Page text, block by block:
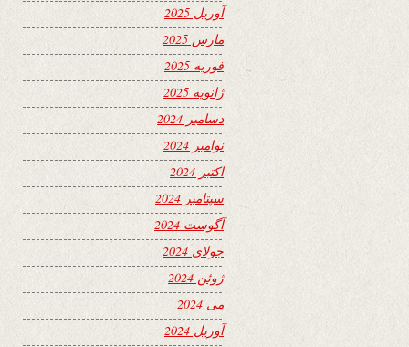
آوریل 2025
مارس 2025
فوریه 2025
ژانویه 2025
دسامبر 2024
نوامبر 2024
اکتبر 2024
سپتامبر 2024
آگوست 2024
جولای 2024
ژوئن 2024
می 2024
آوریل 2024